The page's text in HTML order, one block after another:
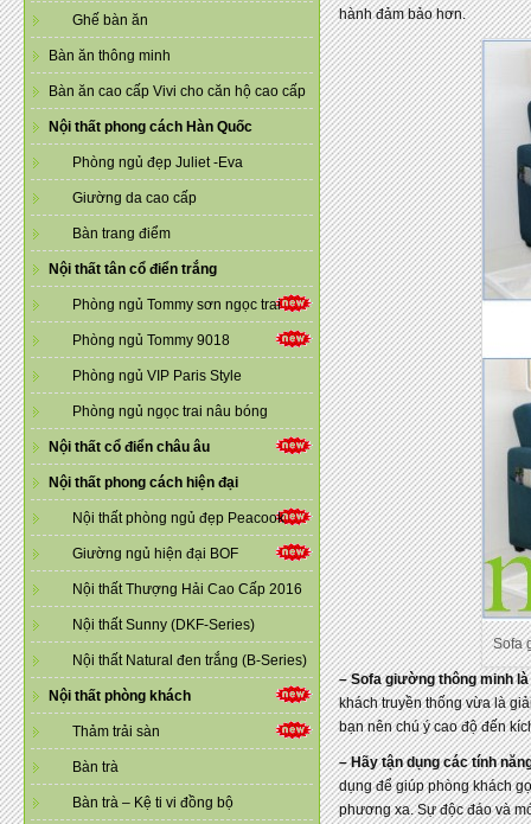
Ghế bàn ăn
Bàn ăn thông minh
Bàn ăn cao cấp Vivi cho căn hộ cao cấp
Nội thất phong cách Hàn Quốc
Phòng ngủ đẹp Juliet -Eva
Giường da cao cấp
Bàn trang điểm
Nội thất tân cổ điển trắng
Phòng ngủ Tommy sơn ngọc trai
Phòng ngủ Tommy 9018
Phòng ngủ VIP Paris Style
Phòng ngủ ngọc trai nâu bóng
Nội thất cổ điển châu âu
Nội thất phong cách hiện đại
Nội thất phòng ngủ đẹp Peacook
Giường ngủ hiện đại BOF
Nội thất Thượng Hải Cao Cấp 2016
Nội thất Sunny (DKF-Series)
Nội thất Natural đen trắng (B-Series)
Nội thất phòng khách
Thảm trải sàn
Bàn trà
Bàn trà – Kệ ti vi đồng bộ
hành đảm bảo hơn.
Sofa
– Sofa giường thông minh
khách truyền thống vừa là
bạn nên chú ý cao độ đến
– Hãy tận dụng các tính
dụng để giúp phòng khách
phương xa. Sự độc đáo và